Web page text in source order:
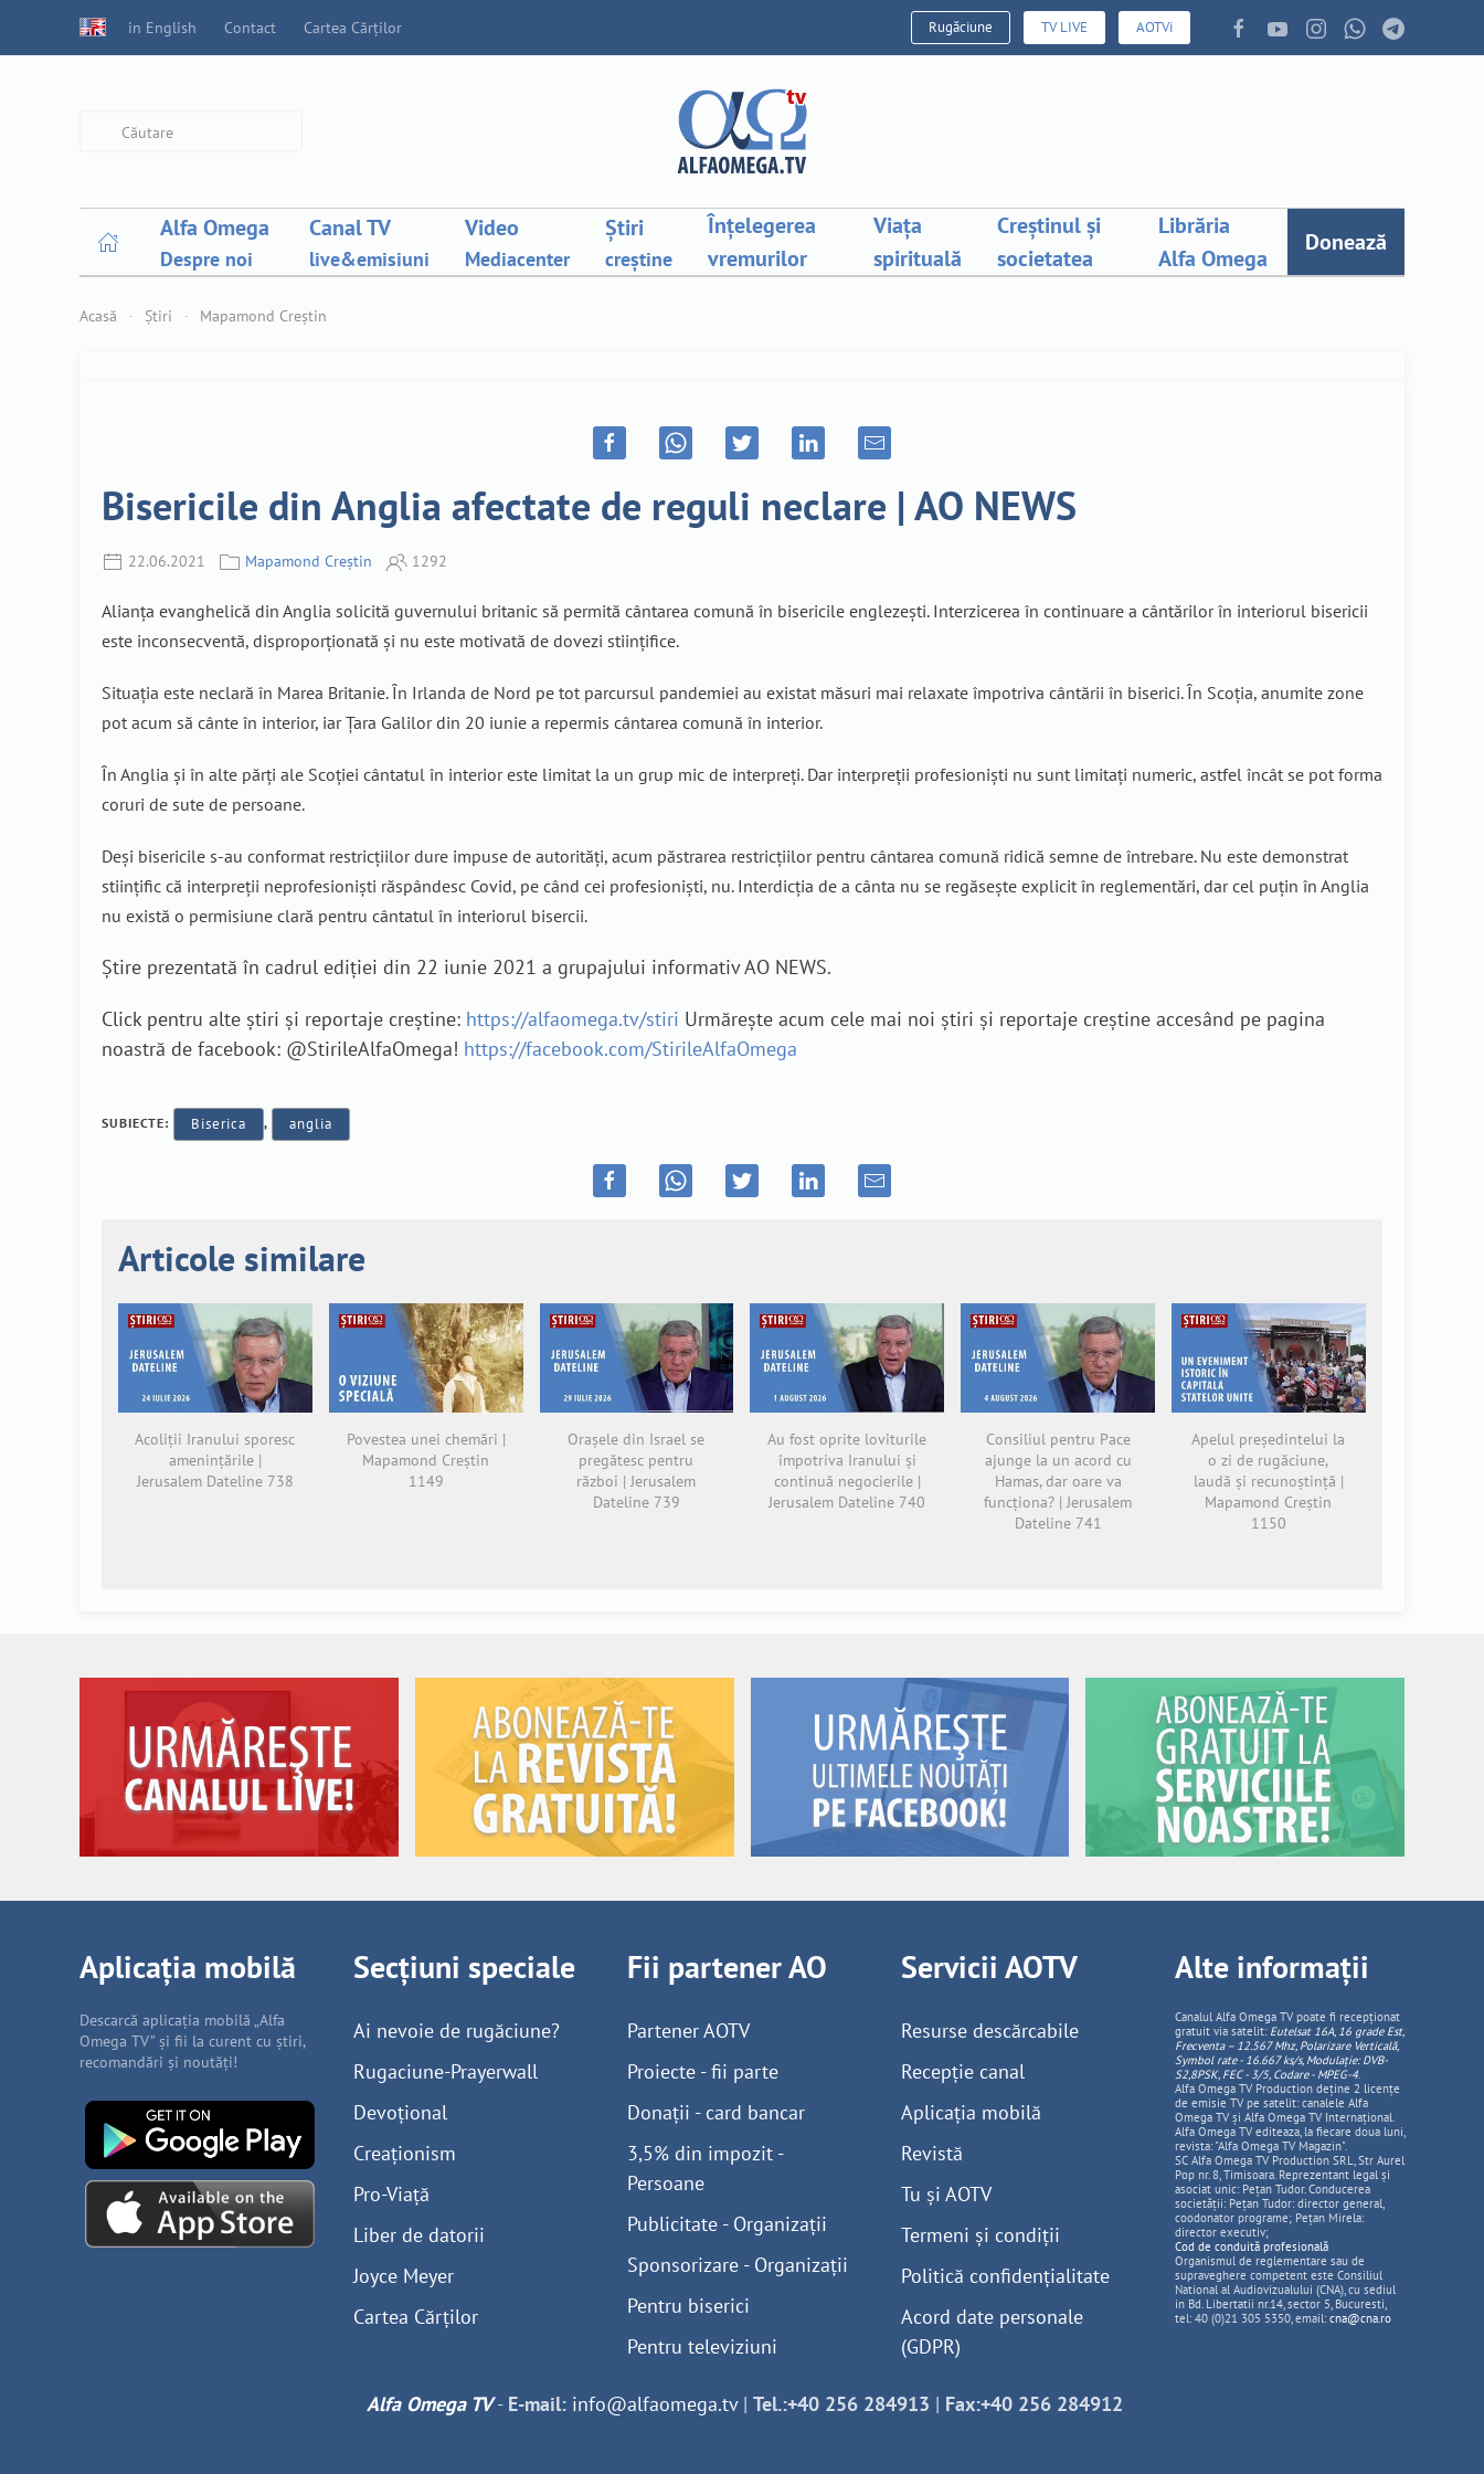
in English Contact Cartea Cărților Rugăciune TV LIVE AOTVi
Alfa Omega
Despre noi
Canal TV
live&emisiuni
Video
Mediacenter
Știri
creștine
Înțelegerea
vremurilor
Viața
spirituală
Creștinul și
societatea
Librăria
Alfa Omega
Donează
Acasă Știri Mapamond Creștin
Bisericile din Anglia afectate de reguli neclare | AO NEWS
22.06.2021 Mapamond Creștin 1292
Alianța evanghelică din Anglia solicită guvernului britanic să permită cântarea comună în bisericile englezești. Interzicerea în continuare a cântărilor în interiorul bisericii
este inconsecventă, disproporționată și nu este motivată de dovezi stiințifice.
Situația este neclară în Marea Britanie. În Irlanda de Nord pe tot parcursul pandemiei au existat măsuri mai relaxate împotriva cântării în biserici. În Scoția, anumite zone
pot acum să cânte în interior, iar Țara Galilor din 20 iunie a repermis cântarea comună în interior.
În Anglia și în alte părți ale Scoției cântatul în interior este limitat la un grup mic de interpreți. Dar interpreții profesioniști nu sunt limitați numeric, astfel încât se pot forma
coruri de sute de persoane.
Deși bisericile s-au conformat restricțiilor dure impuse de autorități, acum păstrarea restricțiilor pentru cântarea comună ridică semne de întrebare. Nu este demonstrat
stiințific că interpreții neprofesioniști răspândesc Covid, pe când cei profesioniști, nu. Interdicția de a cânta nu se regăsește explicit în reglementări, dar cel puțin în Anglia
nu există o permisiune clară pentru cântatul în interiorul bisercii.
Știre prezentată în cadrul ediției din 22 iunie 2021 a grupajului informativ AO NEWS.
Click pentru alte știri și reportaje creștine: https://alfaomega.tv/stiri Urmărește acum cele mai noi știri și reportaje creștine accesând pe pagina
noastră de facebook: @StirileAlfaOmega! https://facebook.com/StirileAlfaOmega
SUBIECTE: Biserica , anglia
Articole similare
Acoliții Iranului sporesc
amenințările |
Jerusalem Dateline 738
Povestea unei chemări |
Mapamond Creștin
1149
Orașele din Israel se
pregătesc pentru
război | Jerusalem
Dateline 739
Au fost oprite loviturile
împotriva Iranului și
continuă negocierile |
Jerusalem Dateline 740
Consiliul pentru Pace
ajunge la un acord cu
Hamas, dar oare va
funcționa? | Jerusalem
Dateline 741
Apelul președintelui la
o zi de rugăciune,
laudă și recunoștință |
Mapamond Creștin
1150
Aplicația mobilă
Descarcă aplicația mobilă „Alfa
Omega TV” și fii la curent cu știri,
recomandări și noutăți!
Secțiuni speciale
Ai nevoie de rugăciune?
Rugaciune-Prayerwall
Devoțional
Creaționism
Pro-Viață
Liber de datorii
Joyce Meyer
Cartea Cărților
Fii partener AO
Partener AOTV
Proiecte - fii parte
Donații - card bancar
3,5% din impozit -
Persoane
Publicitate - Organizații
Sponsorizare - Organizații
Pentru biserici
Pentru televiziuni
Servicii AOTV
Resurse descărcabile
Recepție canal
Aplicația mobilă
Revistă
Tu și AOTV
Termeni și condiții
Politică confidențialitate
Acord date personale
(GDPR)
Alte informații
Canalul Alfa Omega TV poate fi recepționat
gratuit via satelit: Eutelsat 16A, 16 grade Est,
Frecventa – 12.567 Mhz, PolarizareVerticală,
Symbol rate - 16.667 ks/s, Modulație: DVB-
S2,8PSK, FEC - 3/5, Codare - MPEG-4.
Alfa Omega TV Production deține 2 licențe
de emisie TV pe satelit: canalele Alfa
Omega TV și Alfa Omega TV Internațional.
Alfa Omega TV editeaza, la fiecare doua luni,
revista: "Alfa Omega TV Magazin".
SC Alfa Omega TV Production SRL, Str Aurel
Pop nr. 8, Timisoara. Reprezentant legal și
asociat unic: Pețan Tudor. Conducerea
societății: Pețan Tudor: director general,
coodonator programe; Pețan Mirela:
director executiv;
Cod de conduită profesională
Organismul de reglementare sau de
supraveghere competent este Consiliul
National al Audiovizualului (CNA), cu sediul
in Bd. Libertatii nr.14, sector 5, Bucuresti,
tel: 40 (0)21 305 5350, email: cna@cna.ro
Alfa Omega TV- E-mail: info@alfaomega.tv| Tel.:+40 256 284913 | Fax:+40 256 284912